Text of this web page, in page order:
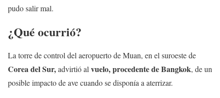
pudo salir mal.
¿Qué ocurrió?
La torre de control del aeropuerto de Muan, en el suroeste de
Corea del Sur,advirtió al vuelo, procedente de Bangkok, de un
posible impacto de ave cuando se disponía a aterrizar.